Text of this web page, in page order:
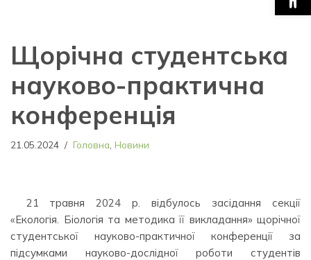
Щорічна студентська
науково-практична
конференція
21.05.2024 Головна Новини
21 травня 2024 р. відбулось засідання секції
«Екологія. Біологія та методика її викладання» щорічної
студентської науково-практичної конференції за
підсумками науково-дослідної роботи студентів